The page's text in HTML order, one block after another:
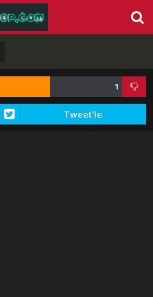
1
Tweet'le